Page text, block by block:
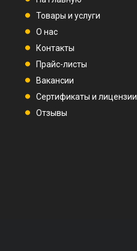
Товары и услуги
О нас
Контакты
Прайс-листы
Вакансии
Сертификаты и лицензии
Отзывы